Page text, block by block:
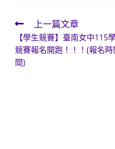
Read
more
articles
上一篇文章
【學生競賽】臺南女中115
競賽報名開跑！！！(報名
間)